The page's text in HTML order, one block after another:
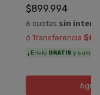
$899.994
6 cuotas sin
ó Transferencia
¡ Envío GRATIS y sumás